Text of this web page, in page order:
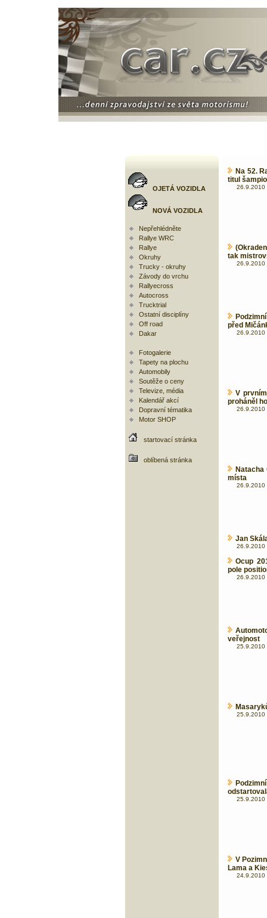
OJETÁ VOZIDLA
NOVÁ VOZIDLA
Nepřehlédněte
Rallye WRC
Rallye
Okruhy
Trucky - okruhy
Závody do vrchu
Rallyecross
Autocross
Trucktrial
Ostatní disciplíny
Off road
Dakar
Fotogalerie
Tapety na plochu
Automobily
Soutěže o ceny
Televize, média
Kalendář akcí
Dopravní tématika
Motor SHOP
startovací stránka
oblíbená stránka
Na 52.
titul
26.9.2010
tak
26.9.2010
před
26.9.2010
V
proháněl
26.9.2010
Natacha
místa
26.9.2010
Jan
26.9.2010
Ocup
pole
26.9.2010
veřejnost
25.9.2010
25.9.2010
25.9.2010
V
Lama a
24.9.2010